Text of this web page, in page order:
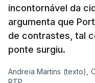
incontornável da
argumenta que
de contrastes, tal
ponte surgiu.
Andreia Martins (texto),